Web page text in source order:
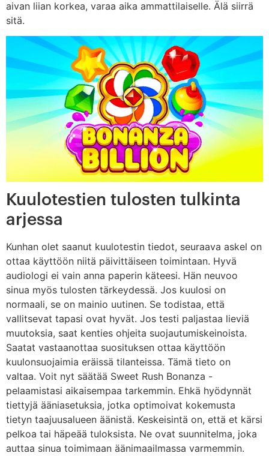
aivan liian korkea, varaa aika ammattilaiselle. Älä siirrä
sitä.
Kuulotestien tulosten tulkinta
arjessa
Kunhan olet saanut kuulotestin tiedot, seuraava askel on
ottaa käyttöön niitä päivittäiseen toimintaan. Hyvä
audiologi ei vain anna paperin käteesi. Hän neuvoo
sinua myös tulosten tärkeydessä. Jos kuulosi on
normaali, se on mainio uutinen. Se todistaa, että
vallitsevat tapasi ovat hyvät. Jos testi paljastaa lieviä
muutoksia, saat kenties ohjeita suojautumiskeinoista.
Saatat vastaanottaa suosituksen ottaa käyttöön
kuulonsuojaimia eräissä tilanteissa. Tämä tieto on
valtaa. Voit nyt säätää Sweet Rush Bonanza -
pelaamistasi aikaisempaa tarkemmin. Ehkä hyödynnät
tiettyjä ääniasetuksia, jotka optimoivat kokemusta
tietyn taajuusalueen äänistä. Keskeisintä on, että et kärsi
pelkoa tai häpeää tuloksista. Ne ovat suunnitelma, joka
auttaa sinua toimimaan äänimaailmassa varmemmin.